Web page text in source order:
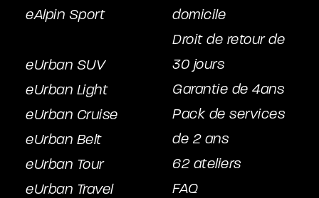
eAlpin Sport
eUrban SUV
eUrban Light
eUrban Cruise
eUrban Belt
eUrban Tour
eUrban Travel
domicile
Droit de retour de
30 jours
Garantie de 4ans
Pack de services
de 2 ans
62 ateliers
FAQ